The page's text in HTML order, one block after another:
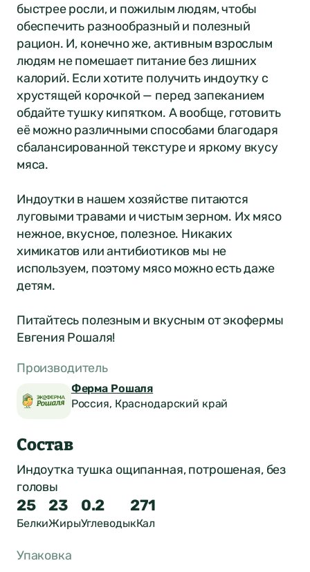
быстрее росли, и пожилым людям, чтобы
обеспечить разнообразный и полезный
рацион. И, конечно же, активным взрослым
людям не помешает питание без лишних
калорий. Если хотите получить индоутку с
хрустящей корочкой — перед запеканием
обдайте тушку кипятком. А вообще, готовить
её можно различными способами благодаря
сбалансированной текстуре и яркому вкусу
мяса.
Индоутки в нашем хозяйстве питаются
луговыми травами и чистым зерном. Их мясо
нежное, вкусное, полезное. Никаких
химикатов или антибиотиков мы не
используем, поэтому мясо можно есть даже
детям.
Питайтесь полезным и вкусным от экофермы
Евгения Рошаля!
Производитель
Ферма Рошаля
Россия, Краснодарский край
Состав
Индоутка тушка ощипанная, потрошеная, без
головы
25
Белки
23
Жиры
0.2
Углеводы
271
кКал
Упаковка